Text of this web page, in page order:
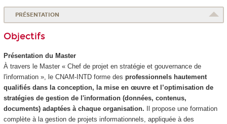
PRÉSENTATION
Objectifs
Présentation du Master
À travers le Master « Chef de projet en stratégie et gouvernance de
l'information », le CNAM-INTD forme des professionnels hautement
qualifiés dans la conception, la mise en œuvre et l’optimisation de
stratégies de gestion de l'information (données, contenus,
documents) adaptées à chaque organisation. Il propose une formation
complète à la gestion de projets informationnels, appliquée à des